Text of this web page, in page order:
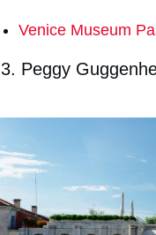
Venice Museum
3. Peggy